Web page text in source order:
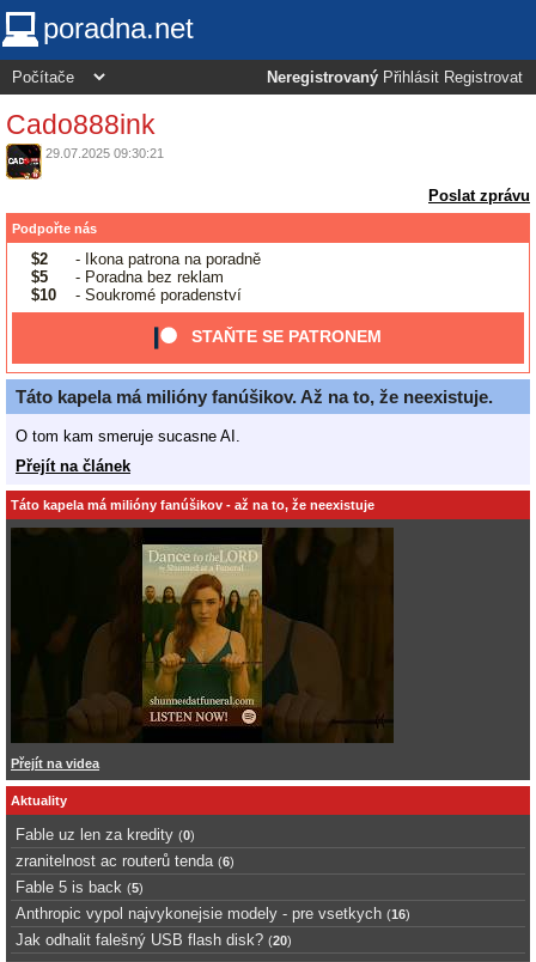
poradna.net
Neregistrovaný Přihlásit Registrovat
Cado888ink
29.07.2025 09:30:21
Poslat zprávu
Podpořte nás
$2
- Ikona patrona na poradně
$5
- Poradna bez reklam
$10
- Soukromé poradenství
STAŇTE SE PATRONEM
Táto kapela má milióny fanúšikov. Až na to, že neexistuje.
O tom kam smeruje sucasne AI.
Přejít na článek
Táto kapela má milióny fanúšikov - až na to, že neexistuje
Přejít na videa
Aktuality
Fable uz len za kredity (0)
zranitelnost ac routerů tenda (6)
Fable 5 is back (5)
Anthropic vypol najvykonejsie modely - pre vsetkych (16)
Jak odhalit falešný USB flash disk? (20)